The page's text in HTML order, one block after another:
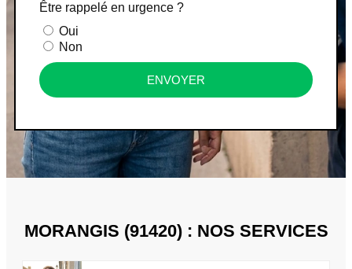
Être rappelé en urgence ?
Oui
Non
ENVOYER
MORANGIS (91420) : NOS SERVICES